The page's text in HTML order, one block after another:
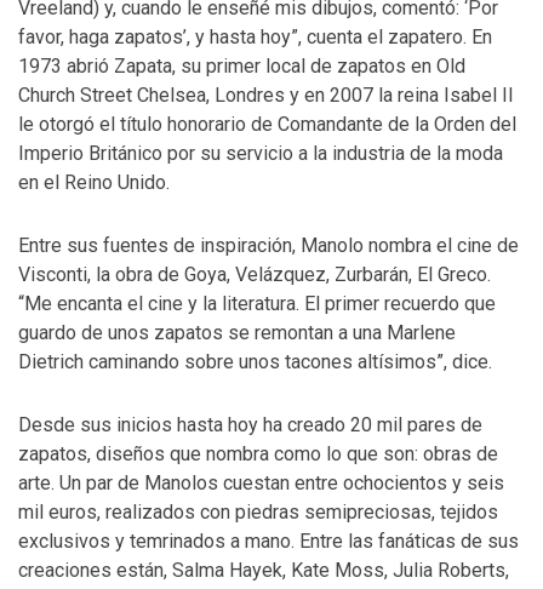
Vreeland) y, cuando le enseñé mis dibujos, comentó: ‘Por
favor, haga zapatos’, y hasta hoy”, cuenta el zapatero. En
1973 abrió Zapata, su primer local de zapatos en Old
Church Street Chelsea, Londres y en 2007 la reina Isabel II
le otorgó el título honorario de Comandante de la Orden del
Imperio Británico por su servicio a la industria de la moda
en el Reino Unido.
Entre sus fuentes de inspiración, Manolo nombra el cine de
Visconti, la obra de Goya, Velázquez, Zurbarán, El Greco.
“Me encanta el cine y la literatura. El primer recuerdo que
guardo de unos zapatos se remontan a una Marlene
Dietrich caminando sobre unos tacones altísimos”, dice.
Desde sus inicios hasta hoy ha creado 20 mil pares de
zapatos, diseños que nombra como lo que son: obras de
arte. Un par de Manolos cuestan entre ochocientos y seis
mil euros, realizados con piedras semipreciosas, tejidos
exclusivos y temrinados a mano. Entre las fanáticas de sus
creaciones están, Salma Hayek, Kate Moss, Julia Roberts,